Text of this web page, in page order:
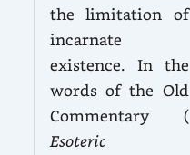
the limitation of
incarnate
existence. In the
words of the Old
Commentary (
Esoteric